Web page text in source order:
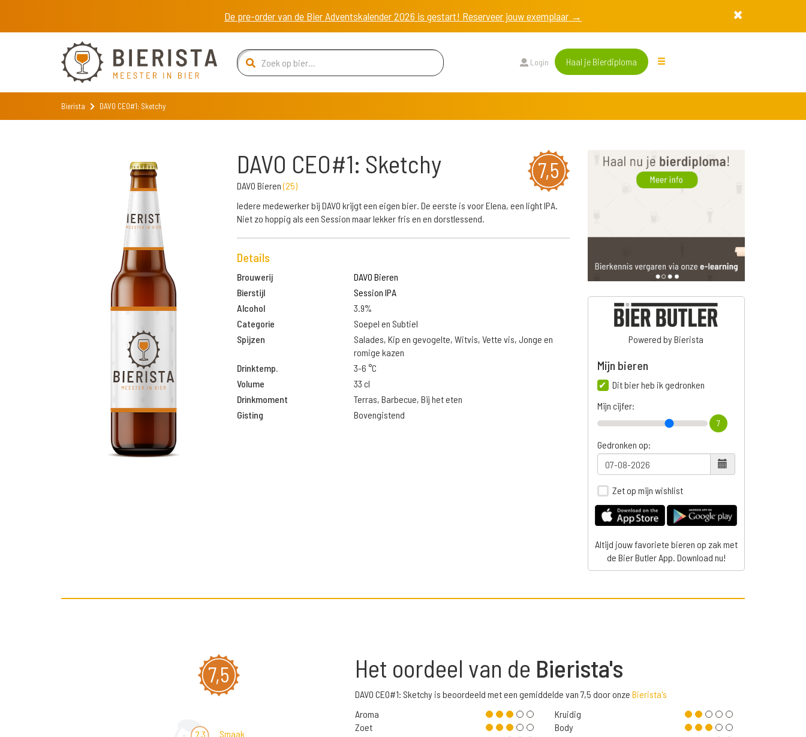
De pre-order van de Bier Adventskalender 2026 is gestart! Reserveer jouw exemplaar →
Login Haal je Bierdiploma
Bierista DAVO CEO#1: Sketchy
7,5
DAVO CEO#1: Sketchy
DAVO Bieren(25)
Iedere medewerker bij DAVO krijgt een eigen bier. De eerste is voor Elena, een light IPA.
Niet zo hoppig als een Session maar lekker fris en en dorstlessend.
Details
Brouwerij
DAVO Bieren
Bierstijl
Session IPA
Alcohol
3.9%
Categorie
Soepel en Subtiel
Spijzen
Salades, Kip en gevogelte, Witvis, Vette vis, Jonge en
romige kazen
Drinktemp.
3-6 °C
Volume
33 cl
Drinkmoment
Terras, Barbecue, Bij het eten
Gisting
Bovengistend
Powered by Bierista
Mijn bieren
Dit bier heb ik gedronken
Mijn cijfer:
7
Gedronken op:
Zet op mijn wishlist
Altijd jouw favoriete bieren op zak met
de Bier Butler App. Download nu!
7,5
7,3 Smaak
Het oordeel van de Bierista's
DAVO CEO#1: Sketchy is beoordeeld met een gemiddelde van 7,5 door onze Bierista's
Aroma
Zoet
Kruidig
Body